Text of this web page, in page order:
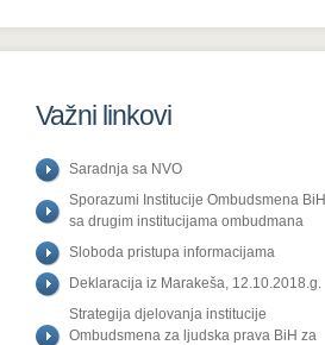
Važni linkovi
Saradnja sa NVO
Sporazumi Institucije Ombudsmena BiH
sa drugim institucijama ombudmana
Sloboda pristupa informacijama
Deklaracija iz Marakeša, 12.10.2018.g.
Strategija djelovanja institucije
Ombudsmena za ljudska prava BiH za